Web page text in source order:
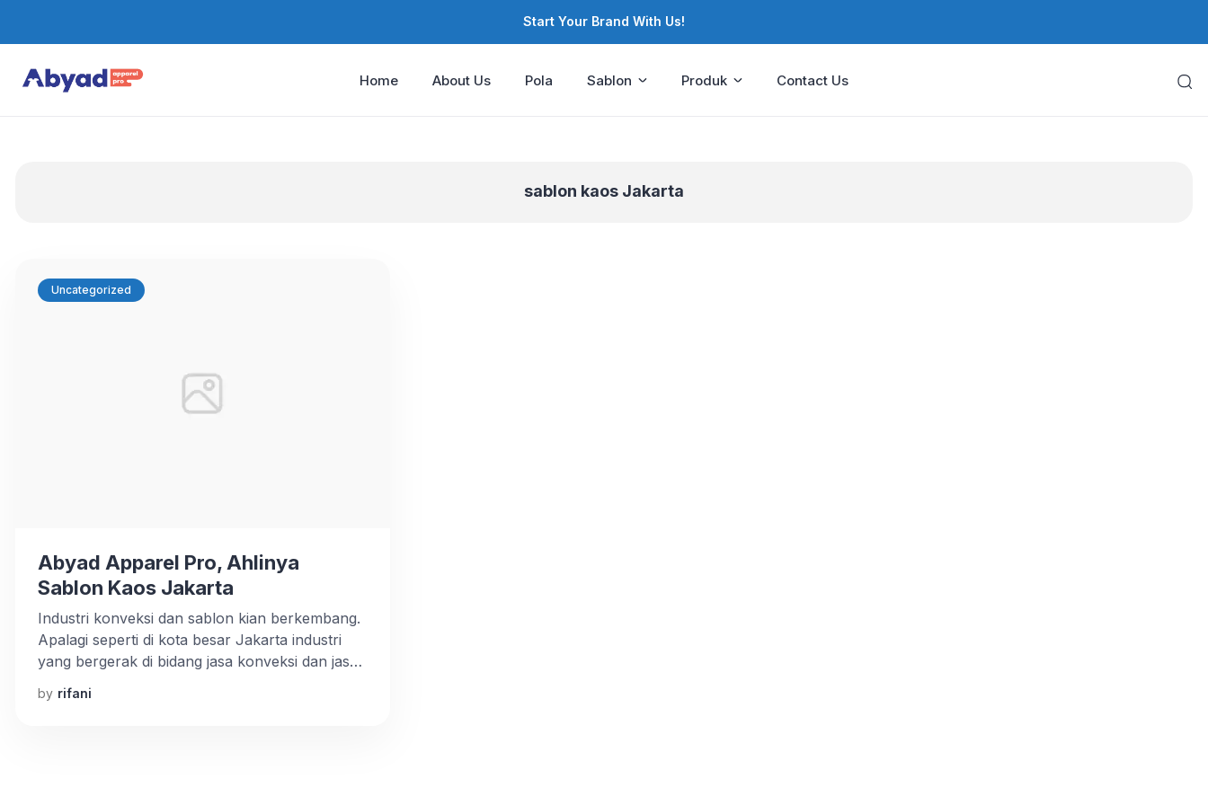
Start Your Brand With Us!
Home About Us Pola Sablon Produk Contact Us
sablon kaos Jakarta
Uncategorized
Abyad Apparel Pro, Ahlinya
Sablon Kaos Jakarta
Industri konveksi dan sablon kian berkembang.
Apalagi seperti di kota besar Jakarta industri
yang bergerak di bidang jasa konveksi dan jasa
sablon persaingannya semakin ketat. Pasti
menjadi sulit bagi Anda untuk menyeleksi
by rifani